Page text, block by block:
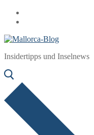
Zum
Inhalt
Menü
Schließen
Insidertipps und Inselnews